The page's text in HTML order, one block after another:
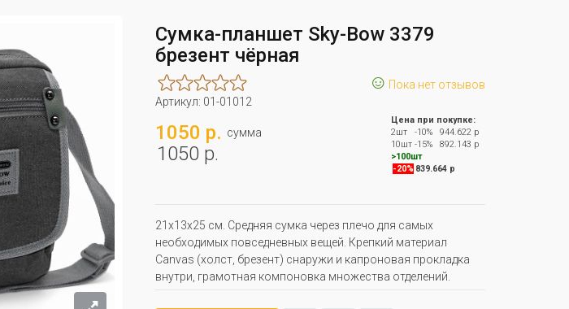
Сумка-планшет Sky-Bow 3379
брезент чёрная
☺ Пока нет отзывов
Артикул: 01-01012
1050 р. сумма
1050 р.
Цена при покупке:
2шт
-10%
944.622 р
10шт -15%
892.143 р
>100шт
-20% 839.664 р
21x13x25 см. Средняя сумка через плечо для самых
необходимых повседневных вещей. Крепкий материал
Canvas (холст, брезент) снаружи и капроновая прокладка
внутри, грамотная компоновка множества отделений.